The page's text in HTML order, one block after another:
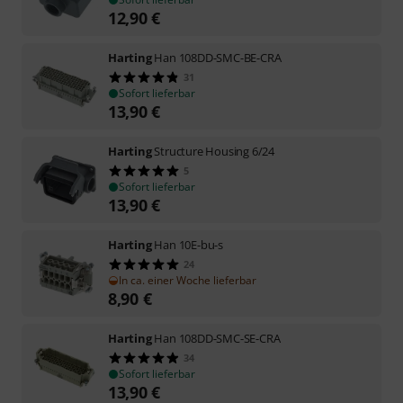
12,90€
HartingHan 108DD-SMC-BE-CRA
31
Sofort lieferbar
13,90€
HartingStructure Housing 6/24
5
Sofort lieferbar
13,90€
HartingHan 10E-bu-s
24
In ca. einer Woche lieferbar
8,90 €
HartingHan 108DD-SMC-SE-CRA
34
Sofort lieferbar
13,90€